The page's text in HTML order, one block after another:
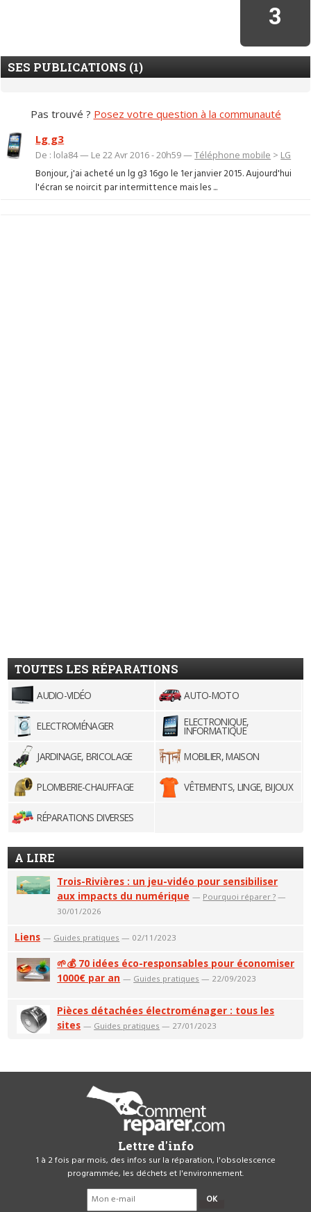
3
SES PUBLICATIONS (1)
Pas trouvé ? Posez votre question à la communauté
Lg g3
De : lola84 — Le 22 Avr 2016 - 20h59 —Téléphone mobile > LG
Bonjour, j'ai acheté un lg g3 16go le 1er janvier 2015. Aujourd'hui
l'écran se noircit par intermittence mais les ...
TOUTES LES RÉPARATIONS
AUDIO-VIDÉO AUTO-MOTO
ELECTROMÉNAGER ELECTRONIQUE,
INFORMATIQUE
JARDINAGE, BRICOLAGE
MOBILIER, MAISON
PLOMBERIE-CHAUFFAGE VÊTEMENTS, LINGE, BIJOUX
RÉPARATIONS DIVERSES
A LIRE
Trois-Rivières : un jeu-vidéo pour sensibiliser
aux impacts du numérique — Pourquoi réparer ? —
30/01/2026
Liens — Guides pratiques — 02/11/2023
🌱💰 70 idées éco-responsables pour économiser
1000€ par an — Guides pratiques — 22/09/2023
Pièces détachées électroménager : tous les
sites — Guides pratiques — 27/01/2023
Lettre d'info
1 à 2 fois par mois, des infos sur la réparation, l'obsolescence
programmée, les déchets et l'environnement.
OK